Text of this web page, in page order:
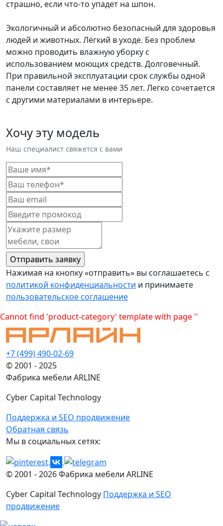
страшно, если что-то упадет на шпон.
Экологичный и абсолютно безопасный для здоровья
людей и животных. Лёгкий в уходе. Без проблем
можно проводить влажную уборку с
использованием моющих средств. Долговечный.
При правильной эксплуатации срок службы одной
панели составляет не менее 35 лет. Легко сочетается
с другими материалами в интерьере.
Хочу эту модель
Наш специалист свяжется с вами
Нажимая на кнопку «отправить» вы соглашаетесь с
политикой конфиденциальности и принимаете
пользовательское соглашение
Cannot find 'product-category' template with page ''
+7 (499) 490-02-69
© 2001 - 2025
Фабрика мебели ARLINE
Cyber Capital Technology
Поддержка и SEO продвижение
Обратная связь
Мы в социальных сетях:
© 2001 -2026Фабрика мебели ARLINE
Cyber Capital Technology Поддержка и SEO
продвижение